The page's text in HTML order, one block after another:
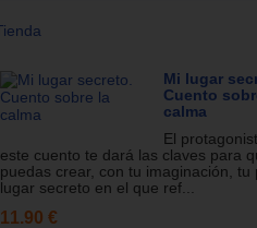
Mi lugar
Cuento
calma
El
este cuento te dará las claves para
puedas crear, con tu imaginación, tu
lugar secreto en el que ref...
11.90 €